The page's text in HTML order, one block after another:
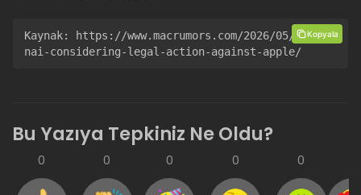
Kaynak:
https://www.macrumors.com/2026/05/14/ope
nai-considering-legal-action-against-apple/
Kopyala
Bu Yazıya Tepkiniz Ne Oldu?
0 0 0 0 0